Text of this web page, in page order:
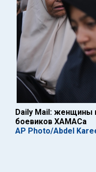
Daily Mail: женщины
боевиков ХАМАСа
AP Photo/Abdel